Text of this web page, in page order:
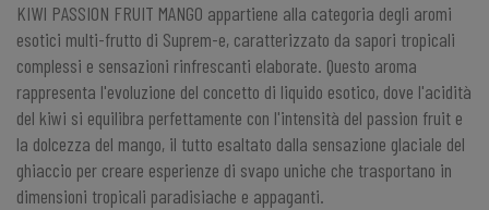
KIWI PASSION FRUIT MANGO appartiene alla categoria degli aromi
esotici multi-frutto di Suprem-e, caratterizzato da sapori tropicali
complessi e sensazioni rinfrescanti elaborate. Questo aroma
rappresenta l'evoluzione del concetto di liquido esotico, dove l'acidità
del kiwi si equilibra perfettamente con l'intensità del passion fruit e
la dolcezza del mango, il tutto esaltato dalla sensazione glaciale del
ghiaccio per creare esperienze di svapo uniche che trasportano in
dimensioni tropicali paradisiache e appaganti.